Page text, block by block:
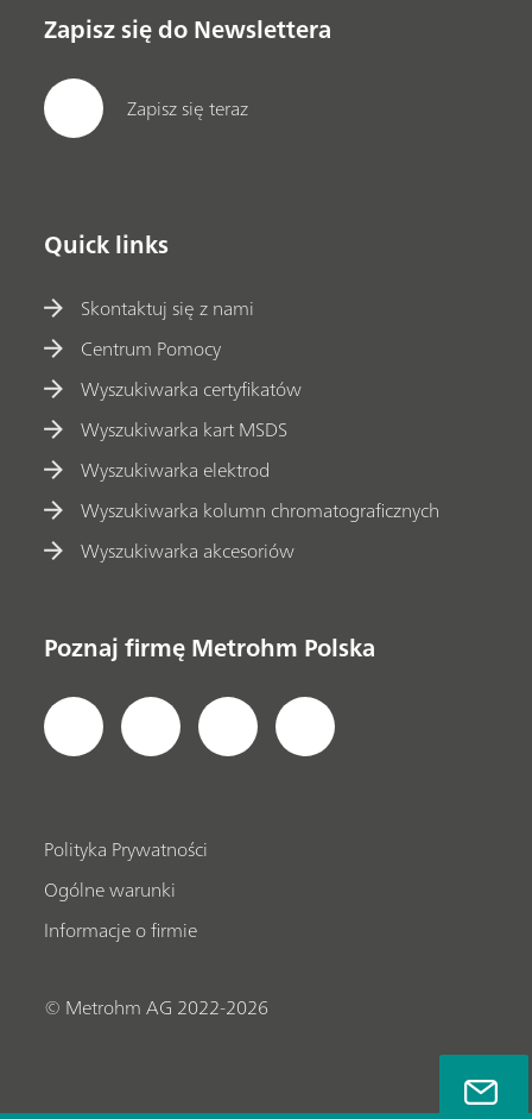
Zapisz się do Newslettera
Zapisz się teraz
Quick links
Skontaktuj się z nami
Centrum Pomocy
Wyszukiwarka certyfikatów
Wyszukiwarka kart MSDS
Wyszukiwarka elektrod
Wyszukiwarka kolumn chromatograficznych
Wyszukiwarka akcesoriów
Poznaj firmę Metrohm Polska
Polityka Prywatności
Ogólne warunki
Informacje o firmie
© Metrohm AG 2022-2026